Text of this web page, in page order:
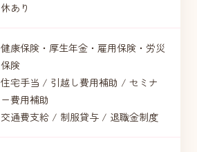
休あり
健康保険・厚生年金・雇用保険・労災
保険
住宅手当 / 引越し費用補助 / セミナ
ー費用補助
交通費支給 / 制服貸与 / 退職金制度